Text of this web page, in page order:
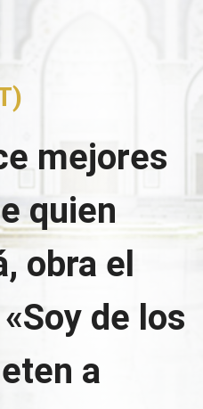
mejores
quien
obra el
de los
a